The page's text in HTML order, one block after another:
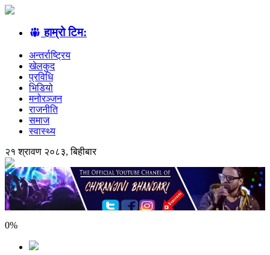
हाम्रो टिम:
अन्तर्राष्ट्रिय
खेलकुद
प्रविधि
भिडियो
मनोरञ्जन
राजनीति
समाज
स्वास्थ्य
२१ श्रावण २०८३, बिहीबार
0%